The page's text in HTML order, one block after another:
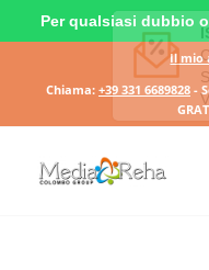
Il mio
Chiama: +39 331 6689828-
Per qualsiasi dubbio